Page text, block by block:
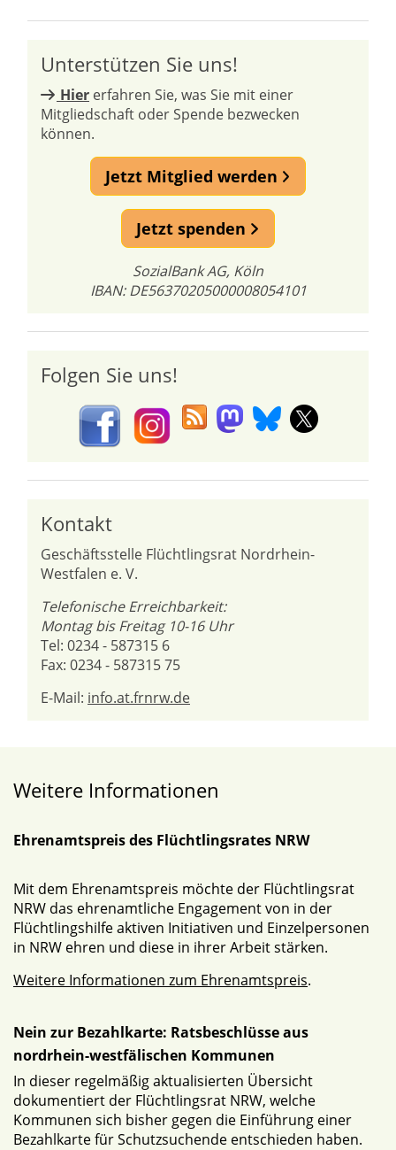
Unterstützen Sie uns!
Hier erfahren Sie, was Sie mit einer
Mitgliedschaft oder Spende bezwecken
können.
Jetzt Mitglied werden
Jetzt spenden
SozialBank AG, Köln
IBAN: DE56370205000008054101
Folgen Sie uns!
Kontakt
Geschäftsstelle Flüchtlingsrat Nordrhein-
Westfalen e. V.
Telefonische Erreichbarkeit:
Montag bis Freitag 10-16 Uhr
Tel: 0234 - 587315 6
Fax: 0234 - 587315 75
E-Mail: info.at.frnrw.de
Weitere Informationen
Ehrenamtspreis des Flüchtlingsrates NRW
Mit dem Ehrenamtspreis möchte der Flüchtlingsrat
NRW das ehrenamtliche Engagement von in der
Flüchtlingshilfe aktiven Initiativen und Einzelpersonen
in NRW ehren und diese in ihrer Arbeit stärken.
Weitere Informationen zum Ehrenamtspreis.
Nein zur Bezahlkarte: Ratsbeschlüsse aus
nordrhein-westfälischen Kommunen
In dieser regelmäßig aktualisierten Übersicht
dokumentiert der Flüchtlingsrat NRW, welche
Kommunen sich bisher gegen die Einführung einer
Bezahlkarte für Schutzsuchende entschieden haben.